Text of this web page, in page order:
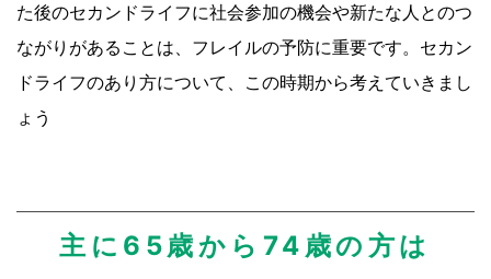
た後のセカンドライフに社会参加の機会や新たな人とのつ
ながりがあることは、フレイルの予防に重要です。セカン
ドライフのあり方について、この時期から考えていきまし
ょう
主に65歳から74歳の方は